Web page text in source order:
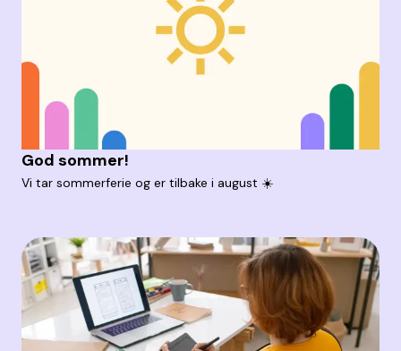
God sommer!
Vi tar sommerferie og er tilbake i august ☀️